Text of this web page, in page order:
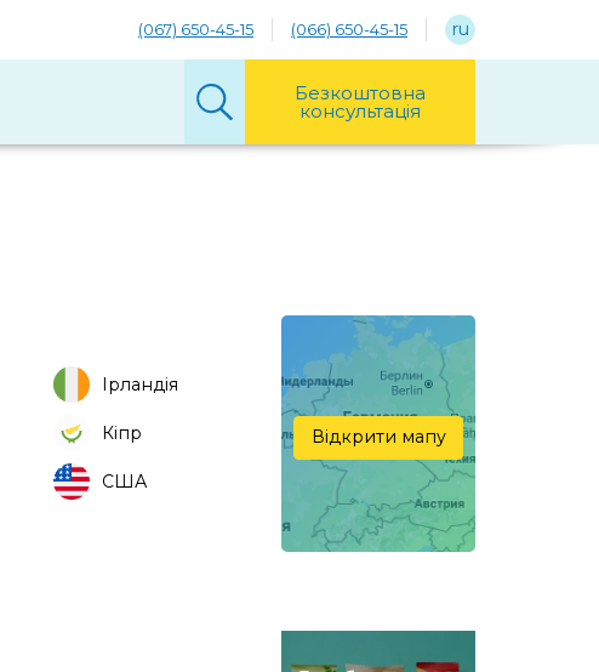
(067) 650-45-15 (066) 650-45-15 ru
Безкоштовна
консультація
Ірландія
Кіпр
США
Відкрити мапу